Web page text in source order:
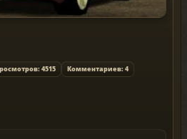
4515 Комментариев: 4